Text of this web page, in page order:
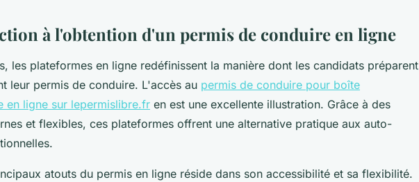
à l'obtention d'un permis de conduire en ligne
les plateformes en ligne redéfinissent la manière dont les candidats préparent
leur permis de conduire. L'accès au permis de conduire pour boîte
en ligne sur lepermislibre.fr en est une excellente illustration. Grâce à des
et flexibles, ces plateformes offrent une alternative pratique aux auto-
atouts du permis en ligne réside dans son accessibilité et sa flexibilité.